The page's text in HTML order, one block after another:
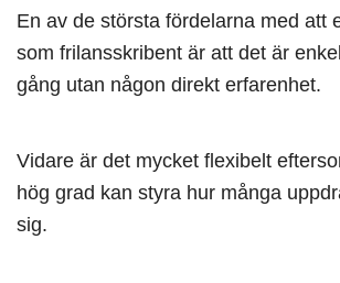
En av de största fördelarna med att
som frilansskribent är att det är
gång utan någon direkt erfarenhet.
Vidare är det mycket flexibelt
hög grad kan styra hur många
sig.